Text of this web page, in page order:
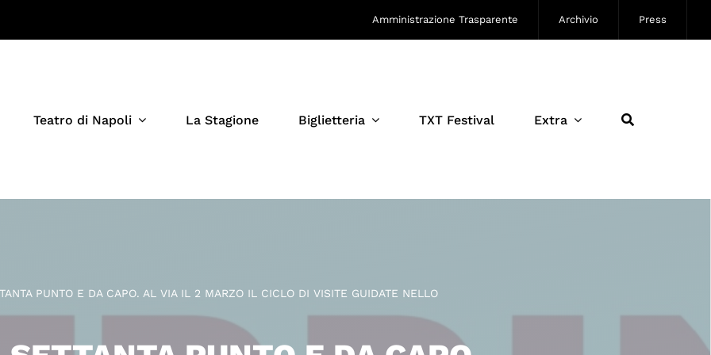
Amministrazione Trasparente Archivio Press
Teatro di Napoli La Stagione Biglietteria TXT Festival Extra
PUNTO E DA CAPO. AL VIA IL 2 MARZO IL CICLO DI VISITE GUIDATE NELLO